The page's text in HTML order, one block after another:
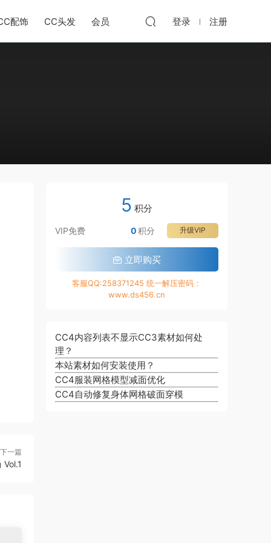
配饰 CC头发 会员 登录 注册
下一篇
Vol.1
5 积分
VIP免费 升级VIP
0积分
立即购买
客服QQ:258371245 统一解压密码：
www.ds456.cn
CC4内容列表不显示CC3素材如何处
理？
本站素材如何安装使用？
CC4服装网格模型减面优化
CC4自动修复身体网格破面穿模